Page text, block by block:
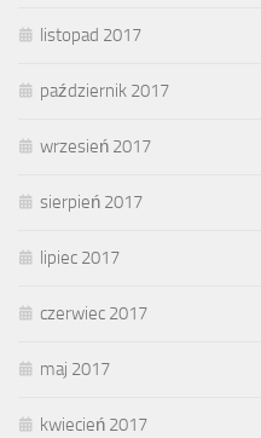
listopad 2017
październik 2017
wrzesień 2017
sierpień 2017
lipiec 2017
czerwiec 2017
maj 2017
kwiecień 2017